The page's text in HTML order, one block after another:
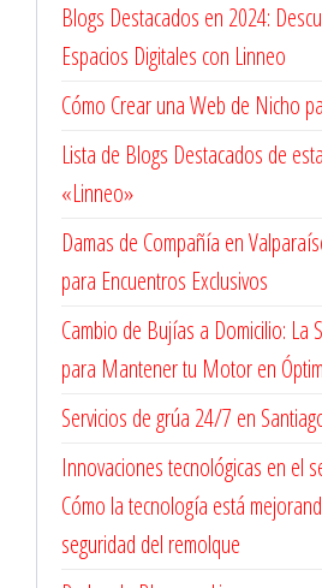
Blogs Destacados en 2024:
Espacios Digitales con Linneo
Cómo Crear una Web de Nicho
Lista de Blogs Destacados de
«Linneo»
Damas de Compañía en
para Encuentros Exclusivos
Cambio de Bujías a Domicilio: La
para Mantener tu Motor en
Servicios de grúa 24/7 en
Innovaciones tecnológicas en el
Cómo la tecnología está
seguridad del remolque